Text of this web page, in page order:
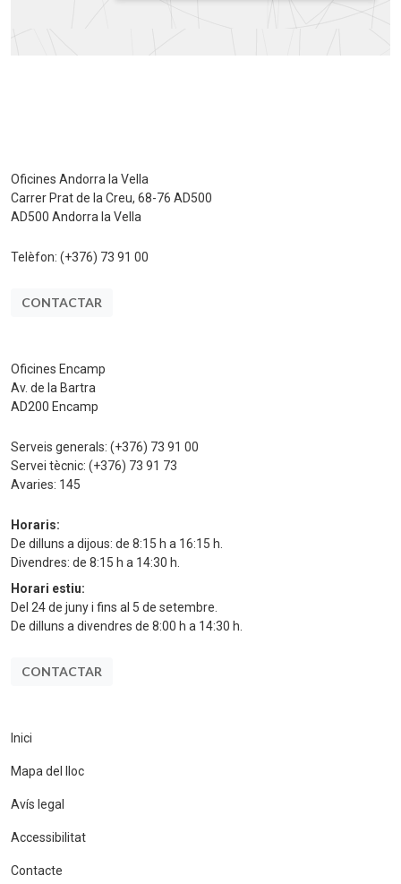
Oficines Andorra la Vella
Carrer Prat de la Creu, 68-76 AD500
AD500 Andorra la Vella
Telèfon: (+376) 73 91 00
CONTACTAR
Oficines Encamp
Av. de la Bartra
AD200 Encamp
Serveis generals: (+376) 73 91 00
Servei tècnic: (+376) 73 91 73
Avaries: 145
Horaris:
De dilluns a dijous: de 8:15 h a 16:15 h.
Divendres: de 8:15 h a 14:30 h.
Horari estiu:
Del 24 de juny i fins al 5 de setembre.
De dilluns a divendres de 8:00 h a 14:30 h.
CONTACTAR
Inici
Mapa del lloc
Avís legal
Accessibilitat
Contacte